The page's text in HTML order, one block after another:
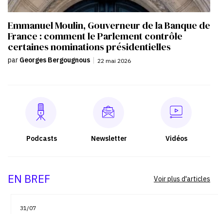
Emmanuel Moulin, Gouverneur de la Banque de
France : comment le Parlement contrôle
certaines nominations présidentielles
par Georges Bergougnous | 22 mai 2026
Podcasts Newsletter Vidéos
EN BREF
31/07
Voir plus d'articles